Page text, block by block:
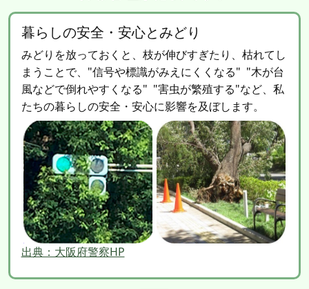
暮らしの安全・安心とみどり
みどりを放っておくと、枝が伸びすぎたり、枯れてし
まうことで、"信号や標識がみえにくくなる" "木が台
風などで倒れやすくなる" "害虫が繁殖する"など、私
たちの暮らしの安全・安心に影響を及ぼします。
出典：大阪府警察HP